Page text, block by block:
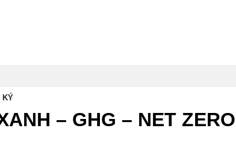
KÝ
– GHG – NET ZERO